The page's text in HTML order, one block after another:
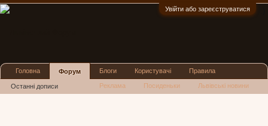
Увійти або зареєструватися
Головна Форум
Останні дописи
Блоги Користувачі Правила
Реклама Посиденьки Львівські новини